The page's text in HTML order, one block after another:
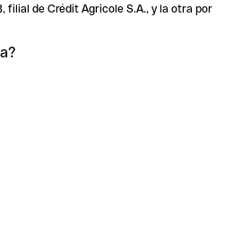
filial de Crédit Agricole S.A., y la otra por